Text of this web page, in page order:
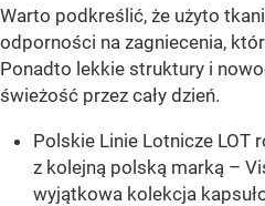
Warto podkreślić, że użyto
odporności na zagniecenia,
Ponadto lekkie struktury i
świeżość przez cały dzień.
Polskie Linie Lotnicze LOT
z kolejną polską marką –
wyjątkowa kolekcja